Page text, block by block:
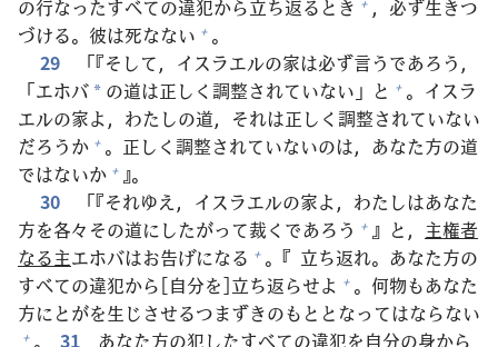
の行なったすべての違犯から立ち返るとき ， 必ず生きつ
づける。 彼は死なない + 。
29
「『そして，イスラエルの家は必ず言うであろう，
「エホバ * の道は正しく調整されていない」と + 。イスラ
エルの家よ，わたしの道，それは正しく調整されていない
だろうか + 。 正しく調整されていないのは，あなた方の道
ではないか + 』。
30
「『それゆえ，イスラエルの家よ，わたしはあなた
方を各々 その道にしたがって裁くであろう + 』と， 主権者
なる主エホバはお告げになる + 。『 立ち返れ。あなた方の
すべての違犯から[自分を]立ち返らせよ + 。 何物もあなた
方にとがを生じさせるつまずきのもととなってはならない
+ 。 31 あなた方の犯したすべての違犯を自分の身から